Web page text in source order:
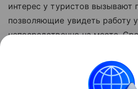
интерес у туристов вызывают
позволяющие увидеть работу
непосредственно на месте.
планетарии, музеи науки,
высокотехнологичные